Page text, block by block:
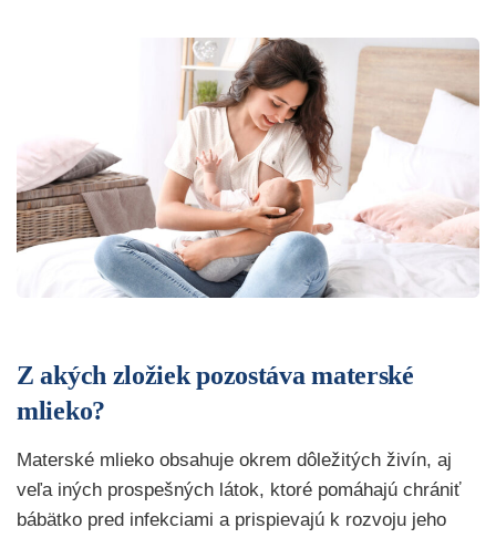
Z akých zložiek pozostáva materské
mlieko?
Materské mlieko obsahuje okrem dôležitých živín, aj
veľa iných prospešných látok, ktoré pomáhajú chrániť
bábätko pred infekciami a prispievajú k rozvoju jeho